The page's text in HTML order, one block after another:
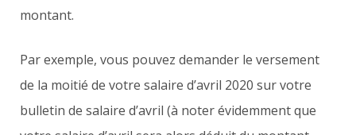
montant.
Par exemple, vous pouvez demander le versement
de la moitié de votre salaire d’avril 2020 sur votre
bulletin de salaire d’avril (à noter évidemment que